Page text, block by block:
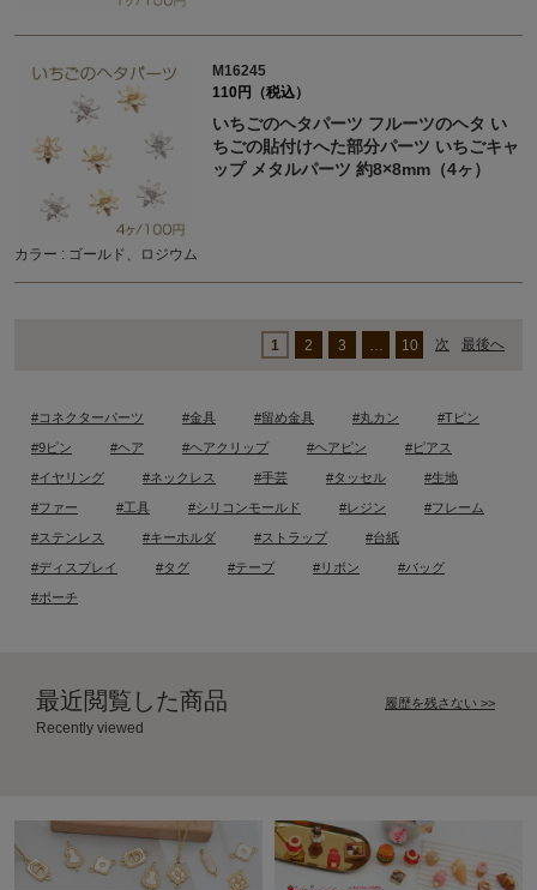
M16245
110円（税込）
いちごのヘタパーツ フルーツのヘタ い
ちごの貼付けへた部分パーツ いちごキャ
ップ メタルパーツ 約8×8mm（4ヶ）
カラー : ゴールド、ロジウム
1 2 3 10 次 最後へ
#コネクターパーツ #金具 #留め金具 #丸カン #Tピン
#9ピン #ヘア #ヘアクリップ #ヘアピン #ピアス
#イヤリング #ネックレス #手芸 #タッセル #生地
#ファー #工具 #シリコンモールド #レジン #フレーム
#ステンレス #キーホルダ #ストラップ #台紙
#ディスプレイ #タグ #テープ #リボン #バッグ
#ポーチ
最近閲覧した商品
Recently viewed
履歴を残さない >>